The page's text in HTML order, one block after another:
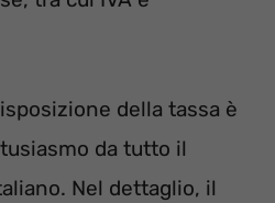
della tassa è
da tutto il
Nel dettaglio, il